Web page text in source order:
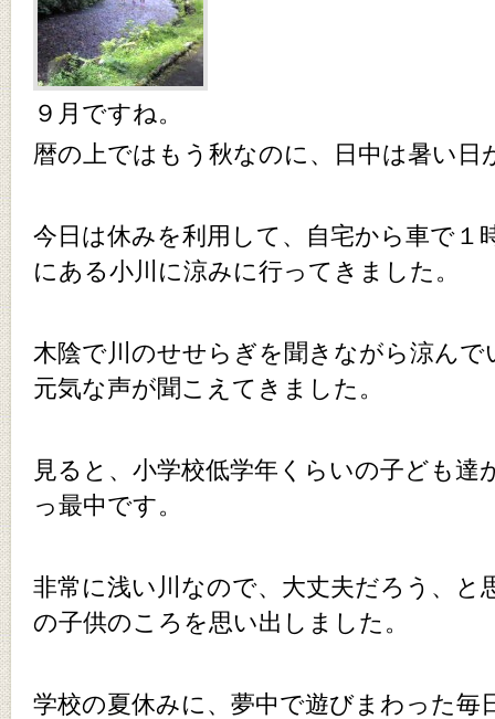
９月ですね。
暦の上ではもう秋なのに、日中は暑い日
今日は休みを利用して、自宅から車で１
にある小川に涼みに行ってきました。
木陰で川のせせらぎを聞きながら涼んで
元気な声が聞こえてきました。
見ると、小学校低学年くらいの子ども達
っ最中です。
非常に浅い川なので、大丈夫だろう、と
の子供のころを思い出しました。
学校の夏休みに、夢中で遊びまわった毎